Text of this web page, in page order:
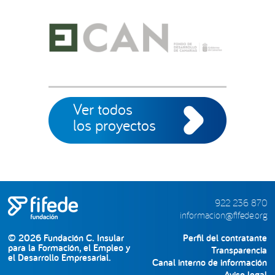
Ver todos
los proyectos
© 2026 Fundación C. Insular
para la Formación, el Empleo y
el Desarrollo Empresarial.
922 236 870
informacion@fifede.org
Perfil del contratante
Transparencia
Canal interno de información